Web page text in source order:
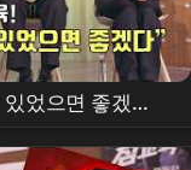
었으면 좋겠다”
| Teach You a